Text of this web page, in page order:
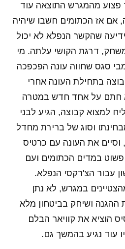
פצוע מהמגרש התוצאה עוד
נתניה, אם אז הכתומים חשבו שיהיה
שהקשר הנפלא לא יכול
דרגת הקושי עלתה. מי
סגס שחווה עונה הפכפכה
בתחילת העונה אחרי
חתם על אחד חדש במטרה
למצוא קבוצה, הגיע לבני
וסוג של ברירת מחדל
וסיים את העונה עם כרטיס
במדים הכתומים ועם
עבור הצ'רקסי הנפלא.
מהצטיינים במגרש, לא נתן
ההגנה ושיחק בביטחון מלא
הוציא את קוויאר הבלם
עוד נגיע בהמשך גם.